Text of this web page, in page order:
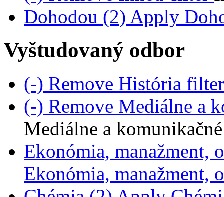
Dohodou (2) Apply
Vyštudovaný odbor
(-) Remove História
(-) Remove Mediálne a
Mediálne a
Ekonómia, manažment,
Ekonómia, manažment,